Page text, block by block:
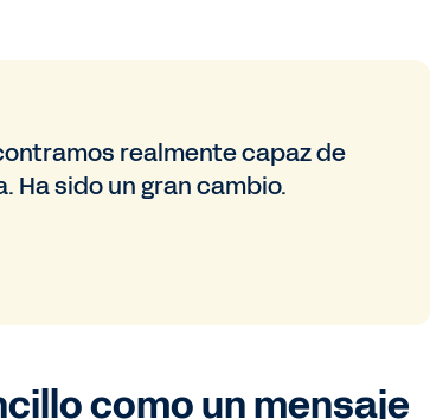
realmente capaz de
Ha sido un gran cambio.
como un mensaje